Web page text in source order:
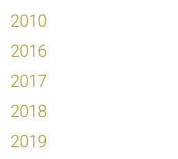
2010
2016
2017
2018
2019